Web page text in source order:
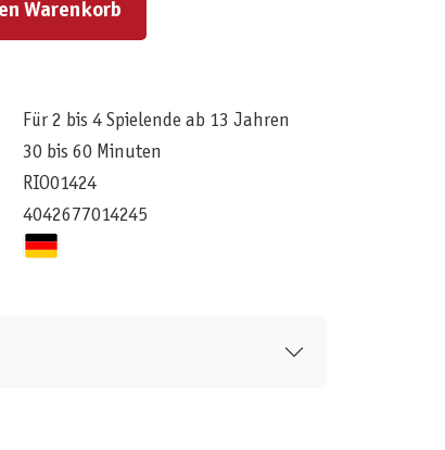
Warenkorb
Für 2 bis 4 Spielende ab 13 Jahren
30 bis 60 Minuten
RIO01424
4042677014245